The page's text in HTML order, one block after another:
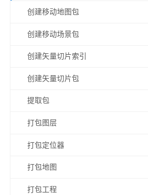
创建移动地图包
创建移动场景包
创建矢量切片索引
创建矢量切片包
提取包
打包图层
打包定位器
打包地图
打包工程